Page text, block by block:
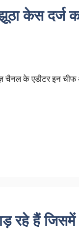
केस दर्ज
के एडीटर इन चीफ
रहे हैं